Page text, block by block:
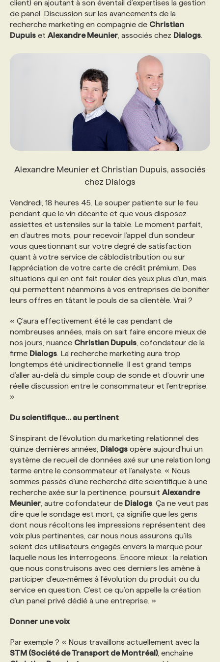
PROGRAMMES DE SUBVENTIONS
ANNONCEZ AVEC NOUS
client) en ajoutant à son éventail d’expertises la gestion
de panel. Discussion sur les avancements de la
recherche marketing en compagnie de Christian
Dupuis et Alexandre Meunier , associés chez Dialogs
Alexandre Meunier et Christian Dupuis, associés
chez Dialogs
Vendredi, 18 heures 45. Le souper patiente sur le feu
pendant que le vin décante et que vous disposez
assiettes et ustensiles sur la table. Le moment parfait,
en d’autres mots, pour recevoir l’appel d’un sondeur
vous questionnant sur votre degré de satisfaction
quant à votre service de câblodistribution ou sur
l’appréciation de votre carte de crédit prémium. Des
situations qui en ont fait rouler des yeux plus d’un, mais
qui permettent néanmoins à vos entreprises de bonifier
leurs offres en tâtant le pouls de sa clientèle. Vrai ?
« Ç’aura effectivement été le cas pendant de
nombreuses années, mais on sait faire encore mieux de
nos jours, nuance Christian Dupuis , cofondateur de la
firme Dialogs . La recherche marketing aura trop
longtemps été unidirectionnelle. Il est grand temps
d’aller au-delà du simple coup de sonde et d’ouvrir une
réelle discussion entre le consommateur et l’entreprise.
»
Du scientifique… au pertinent
S’inspirant de l’évolution du marketing relationnel des
quinze dernières années, Dialogs opère aujourd’hui un
système de recueil de données axé sur une relation long
terme entre le consommateur et l’analyste. « Nous
sommes passés d’une recherche dite scientifique à une
recherche axée sur la pertinence, poursuit Alexandre
Meunier , autre cofondateur de Dialogs . Ça ne veut pas
dire que le sondage est mort, ça signifie que les gens
dont nous récoltons les impressions représentent des
voix plus pertinentes, car nous nous assurons qu’ils
soient des utilisateurs engagés envers la marque pour
laquelle nous les interrogeons. Encore mieux : la relation
que nous construisons avec ces derniers les amène à
participer d’eux-mêmes à l’évolution du produit ou du
service en question. C’est ce qu’on appelle la création
d’un panel privé dédié à une entreprise. »
Donner une voix
Par exemple ? « Nous travaillons actuellement avec la
STM (Société de Transport de Montréal), enchaîne